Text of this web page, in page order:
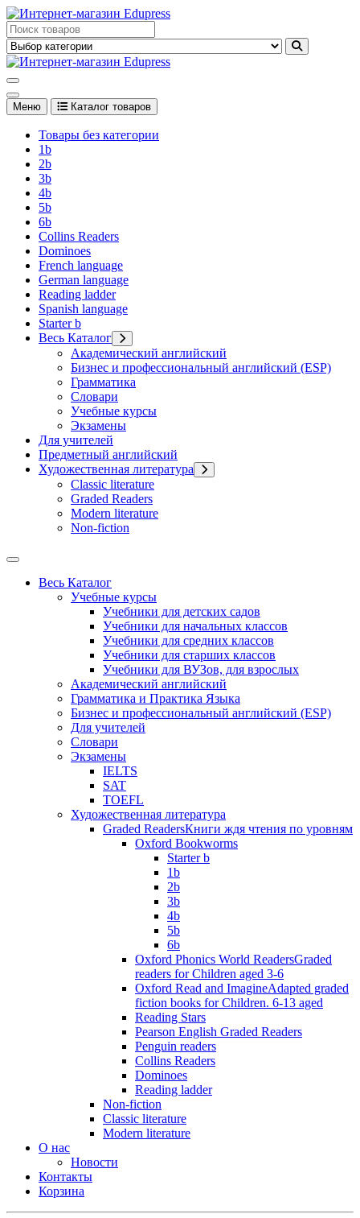
Перейти
к
содержимому
Edupress Uzbekistan, Edupress Узбекистан, книги, учебники на
английском языке
английском языке
Меню Каталог товаров
Товары без категории
1b
2b
3b
4b
5b
6b
Collins Readers
Dominoes
French language
German language
Reading ladder
Spanish language
Starter b
Весь Каталог
Академический английский
Бизнес и профессиональный английский (ESP)
Грамматика
Словари
Учебные курсы
Экзамены
Для учителей
Предметный английский
Художественная литература
Classic literature
Graded Readers
Modern literature
Non-fiction
Весь Каталог
Учебные курсы
Учебники для детских садов
Учебники для начальных классов
Учебники для средних классов
Учебники для старших классов
Учебники для ВУЗов, для взрослых
Академический английский
Грамматика и Практика Языка
Бизнес и профессиональный английский (ESP)
Для учителей
Словари
Экзамены
IELTS
SAT
TOEFL
Художественная литература
Graded ReadersКниги ждя чтения по уровням
Oxford Bookworms
Starter b
1b
2b
3b
4b
5b
6b
Oxford Phonics World ReadersGraded
readers for Children aged 3-6
Oxford Read and ImagineAdapted graded
fiction books for Children. 6-13 aged
Reading Stars
Pearson English Graded Readers
Penguin readers
Collins Readers
Dominoes
Reading ladder
Non-fiction
Classic literature
Modern literature
О нас
Новости
Контакты
Корзина